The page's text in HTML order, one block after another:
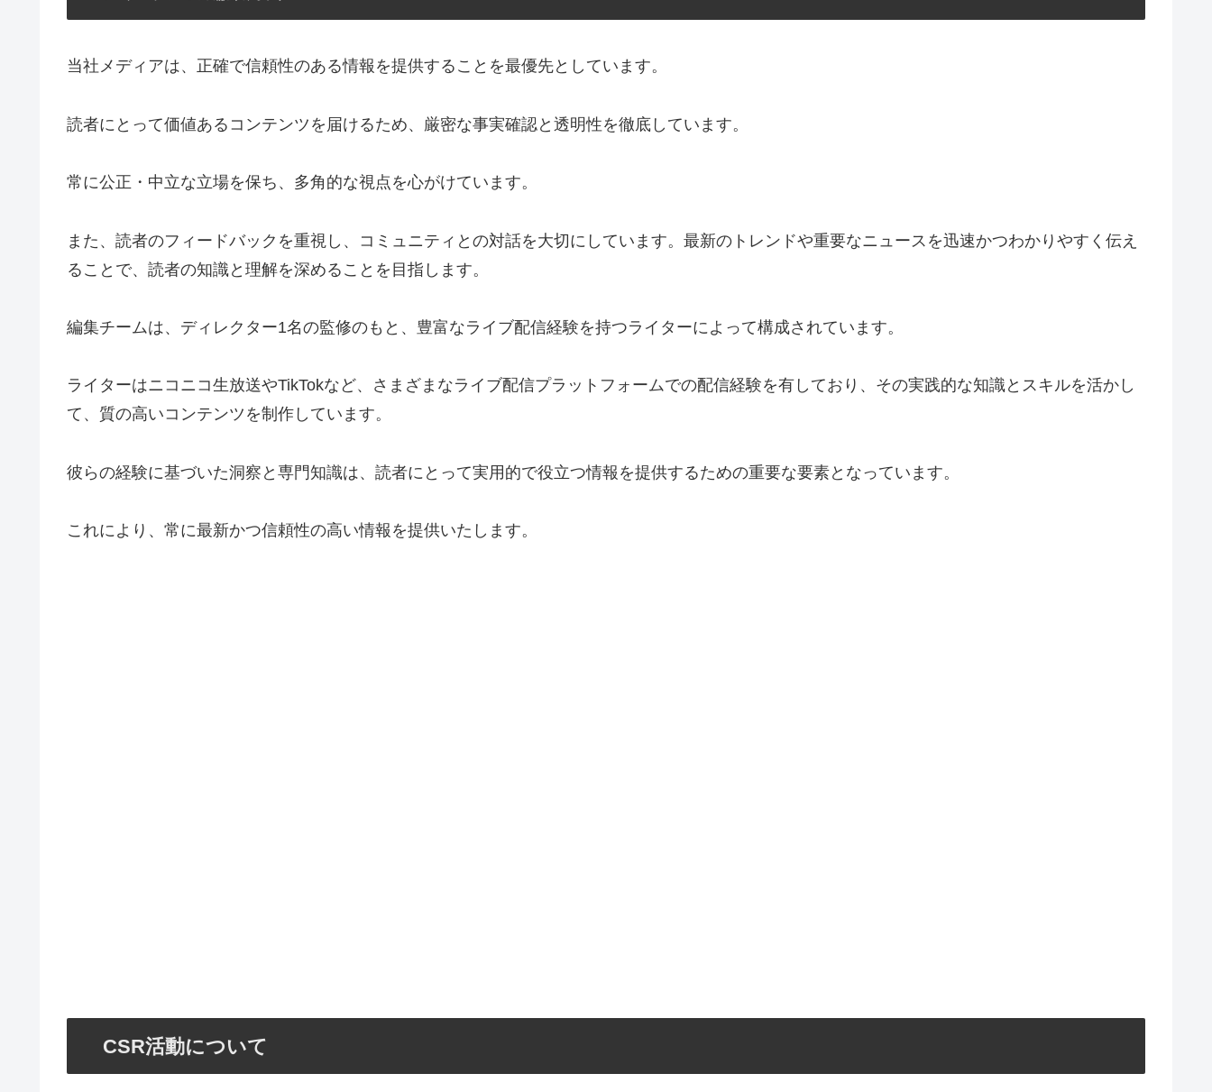
当社メディアは、正確で信頼性のある情報を提供することを最優先としています。
読者にとって価値あるコンテンツを届けるため、厳密な事実確認と透明性を徹底しています。
常に公正・中立な立場を保ち、多角的な視点を心がけています。
また、読者のフィードバックを重視し、コミュニティとの対話を大切にしています。最新のトレンドや重要なニュースを迅速かつわかりやすく伝え
ることで、読者の知識と理解を深めることを目指します。
編集チームは、ディレクター1名の監修のもと、豊富なライブ配信経験を持つライターによって構成されています。
ライターはニコニコ生放送やTikTokなど、さまざまなライブ配信プラットフォームでの配信経験を有しており、その実践的な知識とスキルを活かし
て、質の高いコンテンツを制作しています。
彼らの経験に基づいた洞察と専門知識は、読者にとって実用的で役立つ情報を提供するための重要な要素となっています。
これにより、常に最新かつ信頼性の高い情報を提供いたします。
CSR活動について